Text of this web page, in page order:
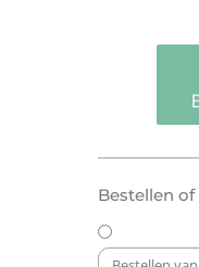
Bestellen
Vintage
Ticket
aantal